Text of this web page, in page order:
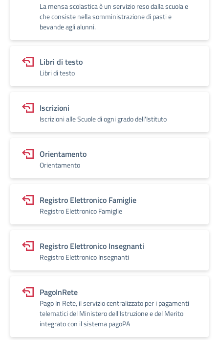
La mensa scolastica è un servizio reso dalla scuola e
che consiste nella somministrazione di pasti e
bevande agli alunni.
Libri di testo
Libri di testo
Iscrizioni
Iscrizioni alle Scuole di ogni grado dell'Istituto
Orientamento
Orientamento
Registro Elettronico Famiglie
Registro Elettronico Famiglie
Registro Elettronico Insegnanti
Registro Elettronico Insegnanti
PagoInRete
Pago In Rete, il servizio centralizzato per i pagamenti
telematici del Ministero dell'Istruzione e del Merito
integrato con il sistema pagoPA